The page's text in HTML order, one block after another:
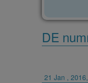
DE
21 Jan , 2016,